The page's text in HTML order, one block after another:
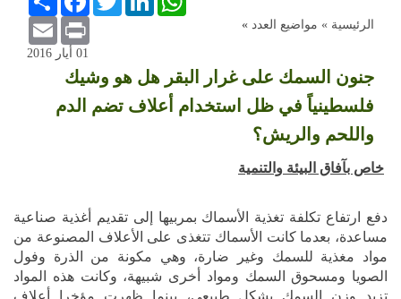
الرئيسية » مواضيع العدد »
Email Print
01 أيار 2016
جنون السمك على غرار البقر هل هو وشيك
فلسطينياً في ظل استخدام أعلاف تضم الدم
واللحم والريش؟
خاص بآفاق البيئة والتنمية
دفع ارتفاع تكلفة تغذية الأسماك بمربيها إلى تقديم أغذية صناعية
مساعدة، بعدما كانت الأسماك تتغذى على الأعلاف المصنوعة من
مواد مغذية للسمك وغير ضارة، وهي مكونة من الذرة وفول
الصويا ومسحوق السمك ومواد أخرى شبيهة، وكانت هذه المواد